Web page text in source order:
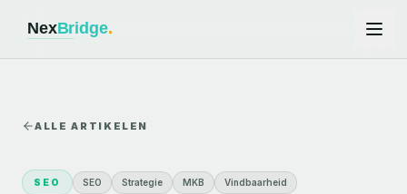
ALLE ARTIKELEN
SEO SEO Strategie MKB Vindbaarheid